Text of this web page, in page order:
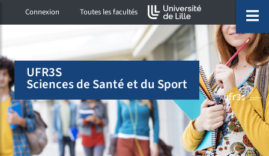
Accéder au menu principal
Accéder à la recherche
Accéder au pied de page
Connexion Toutes les facultés
menu
UFR3S
Sciences de Santé et du Sport